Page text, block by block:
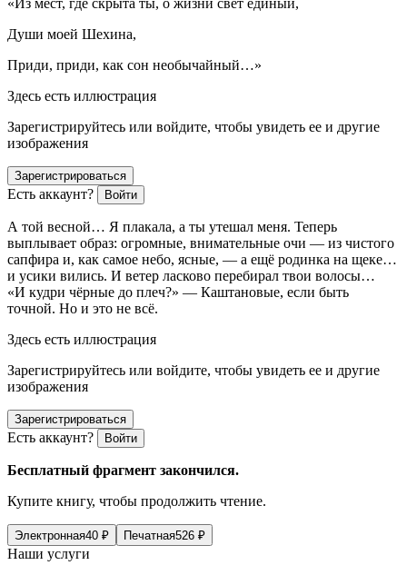
Души моей Шехина,
Приди, приди, как сон необычайный…»
Здесь есть иллюстрация
Зарегистрируйтесь или войдите, чтобы увидеть ее и другие
изображения
Зарегистрироваться
Есть аккаунт? Войти
А той весной… Я плакала, а ты утешал меня. Теперь
выплывает образ: огромные, внимательные очи — из чистого
сапфира и, как самое небо, ясные, — а ещё родинка на щеке…
и усики вились. И ветер ласково перебирал твои волосы…
«И кудри чёрные до плеч?» — Каштановые, если быть
точной. Но и это не всё.
Здесь есть иллюстрация
Зарегистрируйтесь или войдите, чтобы увидеть ее и другие
изображения
Зарегистрироваться
Есть аккаунт? Войти
Бесплатный фрагмент закончился.
Купите книгу, чтобы продолжить чтение.
Электронная40 ₽ Печатная526 ₽
Наши услуги